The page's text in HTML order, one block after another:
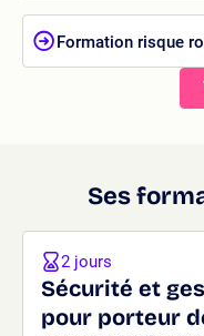
Formation risque
Ses
Sécurité et
pour porteur
2 jours